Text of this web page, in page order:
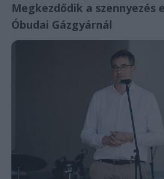
Megkezdődik a szennyezés
Óbudai Gázgyárnál